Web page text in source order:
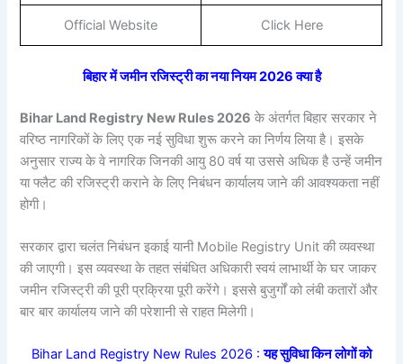
Official Website Click Here
बिहार में जमीन रजिस्ट्री का नया नियम 2026 क्या है
Bihar Land Registry New Rules 2026 के अंतर्गत बिहार सरकार ने
वरिष्ठ नागरिकों के लिए एक नई सुविधा शुरू करने का निर्णय लिया है। इसके
अनुसार राज्य के वे नागरिक जिनकी आयु 80 वर्ष या उससे अधिक है उन्हें जमीन
या फ्लैट की रजिस्ट्री कराने के लिए निबंधन कार्यालय जाने की आवश्यकता नहीं
होगी।
सरकार द्वारा चलंत निबंधन इकाई यानी Mobile Registry Unit की व्यवस्था
की जाएगी। इस व्यवस्था के तहत संबंधित अधिकारी स्वयं लाभार्थी के घर जाकर
जमीन रजिस्ट्री की पूरी प्रक्रिया पूरी करेंगे। इससे बुजुर्गों को लंबी कतारों और
बार बार कार्यालय जाने की परेशानी से राहत मिलेगी।
Bihar Land Registry New Rules 2026 :यह सुविधा किन लोगों को